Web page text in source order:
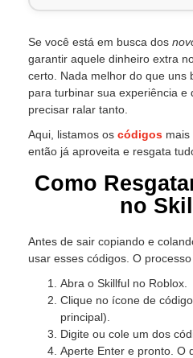
Se você está em busca dos
garantir aquele dinheiro extra
certo. Nada melhor do que uns
para turbinar sua experiência e
precisar ralar tanto.
Aqui, listamos os códigos mais
então já aproveita e resgata
Como
no
Antes de sair copiando e
usar esses códigos. O
Abra o Skillful no Roblox.
Clique no ícone de
principal).
Digite ou cole um dos
Aperte Enter e pronto. O